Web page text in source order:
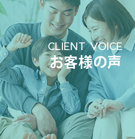
CLIENT VOICE
お客様の声